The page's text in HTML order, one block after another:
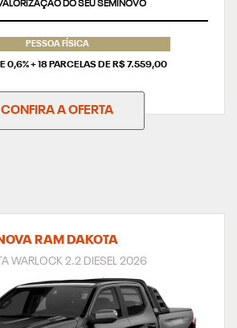
PESSOA FÍSICA
0,6% + 18 PARCELAS DE R$ 7.559,00
CONFIRA A OFERTA
RAM DAKOTA
WARLOCK 2.2 DIESEL 2026